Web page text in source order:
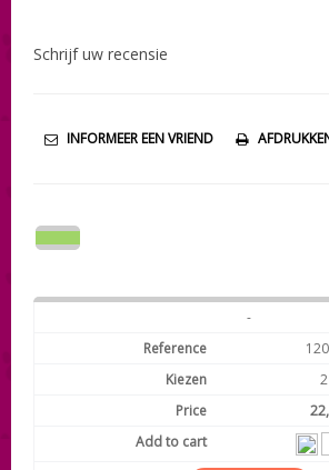
Schrijf uw recensie
INFORMEER EEN VRIEND
-